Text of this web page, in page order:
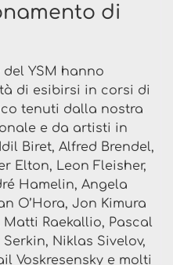
di
YSM hanno
di esibirsi in corsi di
tenuti dalla nostra
e da artisti in
Biret, Alfred Brendel,
Elton, Leon Fleisher,
Hamelin, Angela
O’Hora, Jon Kimura
Matti Raekallio, Pascal
Niklas Sivelov,
Voskresensky e molti